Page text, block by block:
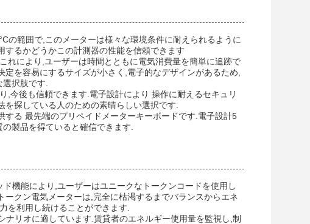
の範囲で,このメーターは様々な環境条件に耐えられるように
るかどうかこの計測器の性能を信頼できます
れにより,ユーザーは時間とともに電気消費量を簡単に追跡で
を容易にするサイズが小さく,電子的なデザインがあるため,
択肢です.
,今後も信頼できます.電子設計により 操作に耐えるセキュリ
探している人のための素晴らしい選択です.
る 最先端のプリペイドメーターキーボードです.電子設計5
製品を得ていると確信できます.
機能により,ユーザーはユニークなトークンコードを使用し
クン電気メーターは,完全に枯渇するまでバランスからエネ
を利用し続けることができます.
リオに適しています.賃貸者のエネルギー使用量を監視し,制